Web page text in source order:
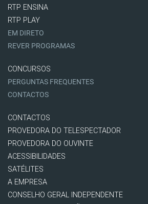
RTP ENSINA
RTP PLAY
EM DIRETO
REVER PROGRAMAS
CONCURSOS
PERGUNTAS FREQUENTES
CONTACTOS
CONTACTOS
PROVEDORA DO TELESPECTADOR
PROVEDORA DO OUVINTE
ACESSIBILIDADES
SATÉLITES
A EMPRESA
CONSELHO GERAL INDEPENDENTE